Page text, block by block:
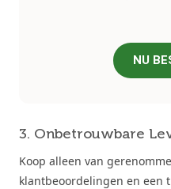
NU
3. Onbetrouwbare
Koop alleen van
klantbeoordelingen en een